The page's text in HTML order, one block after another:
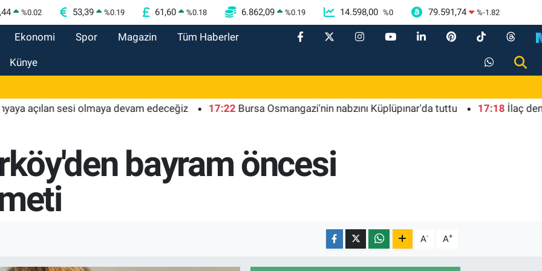
%0.02 53,39 %0.19 61,60 %0.18 6.862,09 %0.19 14.598,00 %0 79.591,74 %-1.82
Ekonomi Spor Magazin Tüm Haberler
Künye
sesi olmaya devam edeceğiz 17:22 Bursa Osmangazi'nin nabzını Küplüpınar'da tuttu 17:18 İlaç
bayram öncesi
A- A+